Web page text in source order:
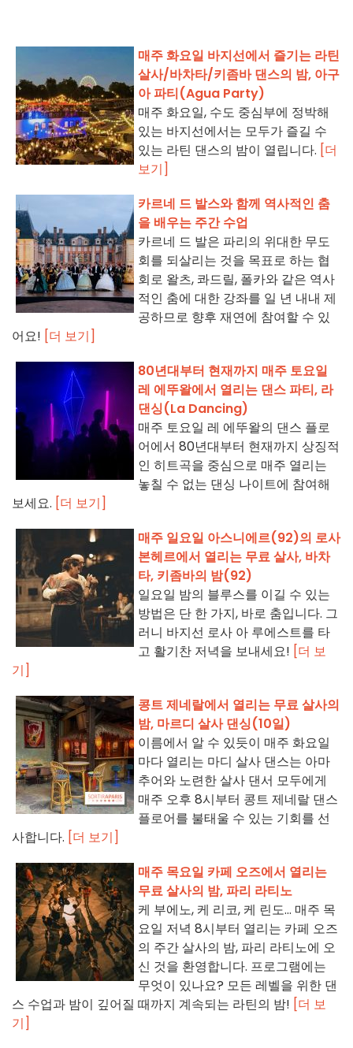
매주 화요일 바지선에서 즐기는 라틴
살사/바차타/키좀바 댄스의 밤, 아구
아 파티(Agua Party)
매주 화요일, 수도 중심부에 정박해
있는 바지선에서는 모두가 즐길 수
있는 라틴 댄스의 밤이 열립니다. [더
보기]
카르네 드 발스와 함께 역사적인 춤
을 배우는 주간 수업
카르네 드 발은 파리의 위대한 무도
회를 되살리는 것을 목표로 하는 협
회로 왈츠, 콰드릴, 폴카와 같은 역사
적인 춤에 대한 강좌를 일 년 내내 제
공하므로 향후 재연에 참여할 수 있
어요! [더 보기]
80년대부터 현재까지 매주 토요일
레 에뚜왈에서 열리는 댄스 파티, 라
댄싱(La Dancing)
매주 토요일 레 에뚜왈의 댄스 플로
어에서 80년대부터 현재까지 상징적
인 히트곡을 중심으로 매주 열리는
놓칠 수 없는 댄싱 나이트에 참여해
보세요. [더 보기]
매주 일요일 아스니에르(92)의 로사
본헤르에서 열리는 무료 살사, 바차
타, 키좀바의 밤(92)
일요일 밤의 블루스를 이길 수 있는
방법은 단 한 가지, 바로 춤입니다. 그
러니 바지선 로사 아 루에스트를 타
고 활기찬 저녁을 보내세요! [더 보
기]
콩트 제네랄에서 열리는 무료 살사의
밤, 마르디 살사 댄싱(10일)
이름에서 알 수 있듯이 매주 화요일
마다 열리는 마디 살사 댄스는 아마
추어와 노련한 살사 댄서 모두에게
매주 오후 8시부터 콩트 제네랄 댄스
플로어를 불태울 수 있는 기회를 선
사합니다. [더 보기]
매주 목요일 카페 오즈에서 열리는
무료 살사의 밤, 파리 라티노
케 부에노, 케 리코, 케 린도... 매주 목
요일 저녁 8시부터 열리는 카페 오즈
의 주간 살사의 밤, 파리 라티노에 오
신 것을 환영합니다. 프로그램에는
무엇이 있나요? 모든 레벨을 위한 댄
스 수업과 밤이 깊어질 때까지 계속되는 라틴의 밤! [더 보
기]